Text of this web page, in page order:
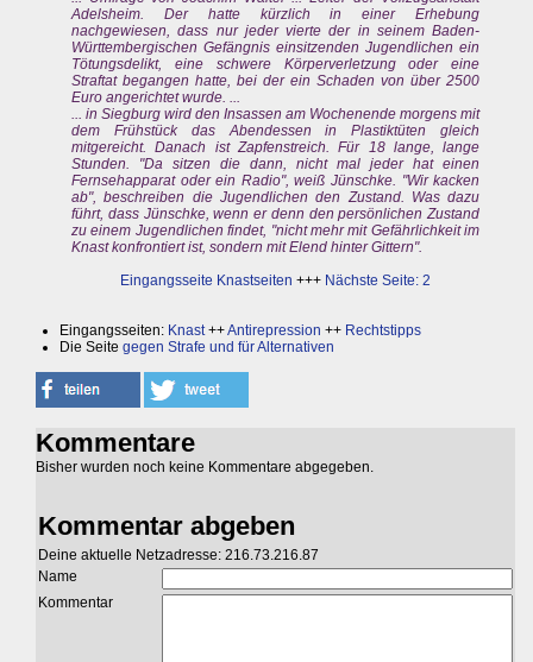
Adelsheim. Der hatte kürzlich in einer Erhebung
nachgewiesen, dass nur jeder vierte der in seinem Baden-
Württembergischen Gefängnis einsitzenden Jugendlichen ein
Tötungsdelikt, eine schwere Körperverletzung oder eine
Straftat begangen hatte, bei der ein Schaden von über 2500
Euro angerichtet wurde. ...
... in Siegburg wird den Insassen am Wochenende morgens mit
dem Frühstück das Abendessen in Plastiktüten gleich
mitgereicht. Danach ist Zapfenstreich. Für 18 lange, lange
Stunden. "Da sitzen die dann, nicht mal jeder hat einen
Fernsehapparat oder ein Radio", weiß Jünschke. "Wir kacken
ab", beschreiben die Jugendlichen den Zustand. Was dazu
führt, dass Jünschke, wenn er denn den persönlichen Zustand
zu einem Jugendlichen findet, "nicht mehr mit Gefährlichkeit im
Knast konfrontiert ist, sondern mit Elend hinter Gittern".
Eingangsseite Knastseiten +++ Nächste Seite: 2
Eingangsseiten: Knast++Antirepression ++ Rechtstipps
Die Seite gegen Strafe und für Alternativen
Kommentare
Bisher wurden noch keine Kommentare abgegeben.
Kommentar abgeben
Deine aktuelle Netzadresse: 216.73.216.87
Name
Kommentar